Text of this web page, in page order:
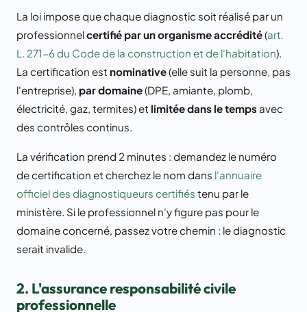
La loi impose que chaque diagnostic soit réalisé par un
professionnelcertifié par un organisme accrédité(art.
L. 271-6 du Code de la construction et de l'habitation).
La certification est nominative(elle suit la personne, pas
l'entreprise), par domaine(DPE, amiante, plomb,
électricité, gaz, termites) et limitée dans le tempsavec
des contrôles continus.
La vérification prend 2 minutes : demandez le numéro
de certification et cherchez le nom dans l'annuaire
officiel des diagnostiqueurs certifiés tenu par le
ministère. Si le professionnel n'y figure pas pour le
domaine concerné, passez votre chemin : le diagnostic
serait invalide.
2. L'assurance responsabilité civile
professionnelle